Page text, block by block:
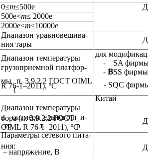
ния тары
0≤m≤500е
500е<m≤
2000е<m
Диапазон уравновешива-
Диапазон температуры
R 76-1–2011), ºC
- BSS
бора (п. 3.9.2.2 ГОСТ
для
грузоприемной платфор-
-
B
SA
мы
(
п. 3.9.2.2 ГОСТ OIML
- SQC
Китай
Диапазон температуры
в
ес
оизмери
т
ельного п
р
и-
ния:
OIML R 76-1–2011), ºC
Параметры сетевого пита-
– напряжение, В